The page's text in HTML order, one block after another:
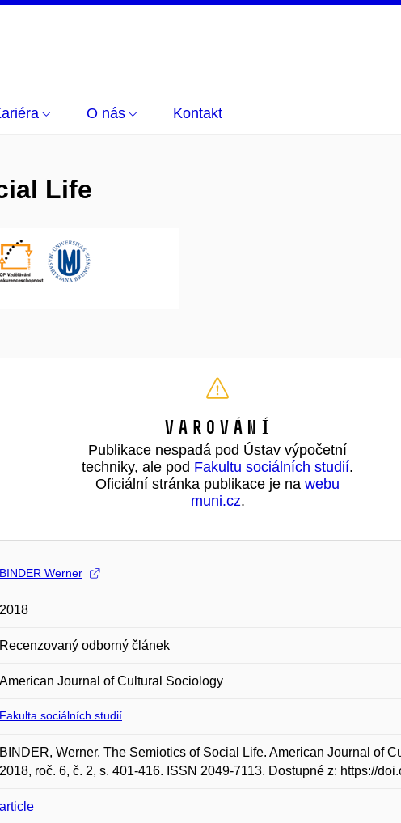
O nás Kontakt
Life
Varování
Publikace nespadá pod Ústav výpočetní
techniky, ale pod Fakultu sociálních studií.
Oficiální stránka publikace je na webu
muni.cz.
BINDER Werner
2018
Recenzovaný odborný článek
American Journal of Cultural Sociology
Fakulta sociálních studií
BINDER, Werner. The Semiotics of Social Life. American Journal of
2018, roč. 6, č. 2, s. 401-416. ISSN 2049-7113. Dostupné z: https://
article